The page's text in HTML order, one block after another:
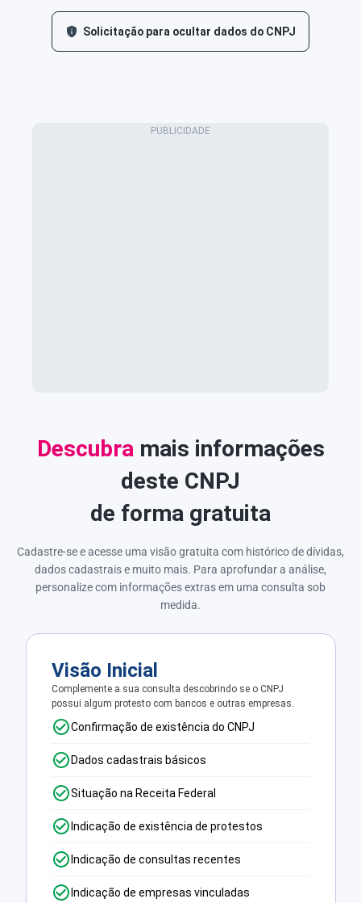
Solicitação para ocultar dados do CNPJ
Descubra mais informações
deste CNPJ
de forma gratuita
Cadastre-se e acesse uma visão gratuita com histórico de dívidas,
dados cadastrais e muito mais. Para aprofundar a análise,
personalize com informações extras em uma consulta sob
medida.
Visão Inicial
Complemente a sua consulta descobrindo se o CNPJ
possui algum protesto com bancos e outras empresas.
Confirmação de existência do CNPJ
Dados cadastrais básicos
Situação na Receita Federal
Indicação de existência de protestos
Indicação de consultas recentes
Indicação de empresas vinculadas